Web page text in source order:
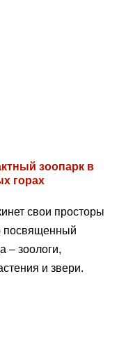
зоопарк в
горах
свои просторы
посвященный
– зоологи,
и звери.